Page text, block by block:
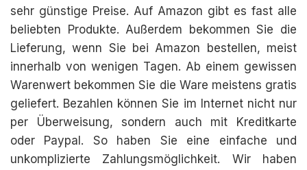
sehr günstige Preise. Auf Amazon gibt es fast alle
beliebten Produkte. Außerdem bekommen Sie die
Lieferung, wenn Sie bei Amazon bestellen, meist
innerhalb von wenigen Tagen. Ab einem gewissen
Warenwert bekommen Sie die Ware meistens gratis
geliefert. Bezahlen können Sie im Internet nicht nur
per Überweisung, sondern auch mit Kreditkarte
oder Paypal. So haben Sie eine einfache und
unkomplizierte Zahlungsmöglichkeit. Wir haben